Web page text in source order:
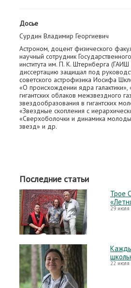
Досье
Сурдин Владимир Георгиевич
Астроном, доцент физического
научный сотрудник
института им. П. К. Штернберга
диссертацию защищал под
советского астрофизика Иосифа
«О происхождении ядра
гигантских облаков межзвездного
звездообразования в гигантских
«Звездные скопления с
«Сверхоболочки и динамика
звезд» и др.
Последние статьи
Трое
29 июля
22 июля